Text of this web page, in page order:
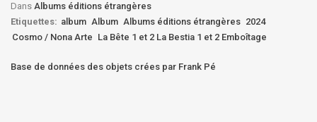
Dans Albums éditions étrangères
Etiquettes: album Album Albums éditions étrangères 2024
Cosmo / Nona Arte La Bête 1 et 2 La Bestia 1 et 2 Emboîtage
Base de données des objets crées par Frank Pé